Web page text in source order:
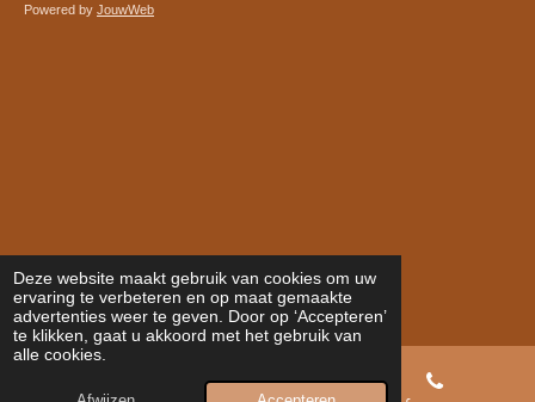
Deze website maakt gebruik van cookies om uw
ervaring te verbeteren en op maat gemaakte
advertenties weer te geven. Door op ‘Accepteren’
te klikken, gaat u akkoord met het gebruik van
alle cookies.
Powered by JouwWeb